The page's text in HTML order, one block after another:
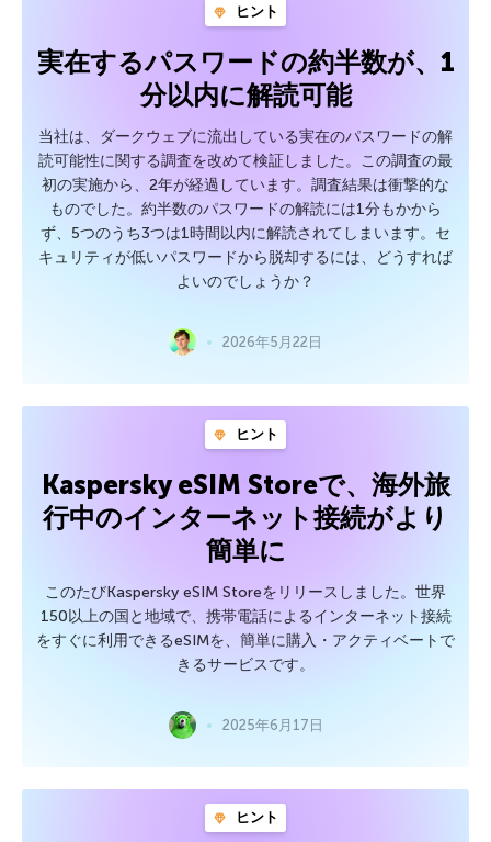
ヒント
実在するパスワードの約半数が、1
分以内に解読可能
当社は、ダークウェブに流出している実在のパスワードの解
読可能性に関する調査を改めて検証しました。この調査の最
初の実施から、2年が経過しています。調査結果は衝撃的な
ものでした。約半数のパスワードの解読には1分もかから
ず、5つのうち3つは1時間以内に解読されてしまいます。セ
キュリティが低いパスワードから脱却するには、どうすれば
よいのでしょうか？
2026年5月22日
ヒント
Kaspersky eSIM Storeで、海外旅
行中のインターネット接続がより
簡単に
このたびKaspersky eSIM Storeをリリースしました。世界
150以上の国と地域で、携帯電話によるインターネット接続
をすぐに利用できるeSIMを、簡単に購入・アクティベートで
きるサービスです。
2025年6月17日
ヒント